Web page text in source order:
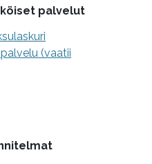
palvelut
(vaatii